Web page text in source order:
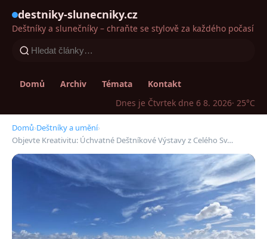
destniky-slunecniky.cz
Deštníky a slunečníky – chraňte se stylově za každého počasí
Domů Archiv Témata
Kontakt
Dnes je Čtvrtek dne 6 8. 2026· 25°C
Domů›Deštníky a umění›
Objevte Kreativitu: Úchvatné Deštníkové Výstavy z Celého Sv…